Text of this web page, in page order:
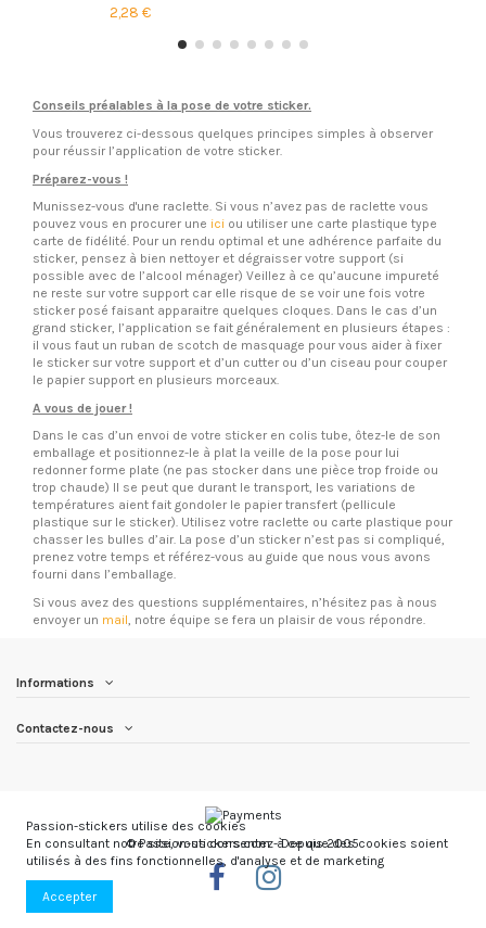
2,28 €
Conseils préalables à la pose de votre sticker.
Vous trouverez ci-dessous quelques principes simples à observer
pour réussir l’application de votre sticker.
Préparez-vous !
Munissez-vous d'une raclette. Si vous n’avez pas de raclette vous
pouvez vous en procurer une ici ou utiliser une carte plastique type
carte de fidélité. Pour un rendu optimal et une adhérence parfaite du
sticker, pensez à bien nettoyer et dégraisser votre support (si
possible avec de l’alcool ménager) Veillez à ce qu’aucune impureté
ne reste sur votre support car elle risque de se voir une fois votre
sticker posé faisant apparaitre quelques cloques. Dans le cas d’un
grand sticker, l’application se fait généralement en plusieurs étapes :
il vous faut un ruban de scotch de masquage pour vous aider à fixer
le sticker sur votre support et d’un cutter ou d’un ciseau pour couper
le papier support en plusieurs morceaux.
A vous de jouer !
Dans le cas d’un envoi de votre sticker en colis tube, ôtez-le de son
emballage et positionnez-le à plat la veille de la pose pour lui
redonner forme plate (ne pas stocker dans une pièce trop froide ou
trop chaude) Il se peut que durant le transport, les variations de
températures aient fait gondoler le papier transfert (pellicule
plastique sur le sticker). Utilisez votre raclette ou carte plastique pour
chasser les bulles d’air. La pose d’un sticker n’est pas si compliqué,
prenez votre temps et référez-vous au guide que nous vous avons
fourni dans l’emballage.
Si vous avez des questions supplémentaires, n’hésitez pas à nous
envoyer un mail, notre équipe se fera un plaisir de vous répondre.
Informations
Contactez-nous
© Passion-stickers.com - Depuis 2005
Passion-stickers utilise des cookies
En consultant notre site, vous consentez à ce que des cookies soient
utilisés à des fins fonctionnelles, d'analyse et de marketing
Accepter